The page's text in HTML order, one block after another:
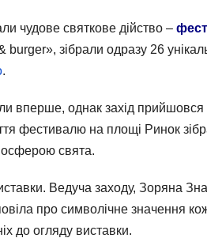
чудове святкове дійство –
burger», зібрали одразу 26
.
вперше, однак захід прийшовся
фестивалю на площі Ринок
свята.
Ведуча заходу, Зоряна
про символічне значення
до огляду виставки.